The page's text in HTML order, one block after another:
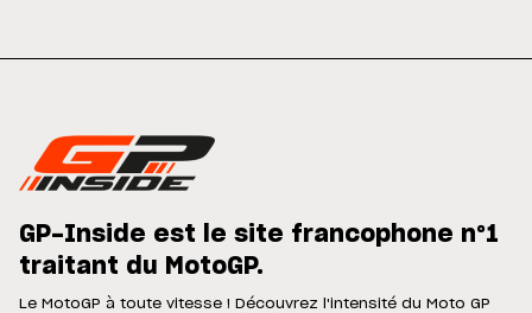
GP-Inside est le site francophone n°1
traitant du MotoGP.
Le MotoGP à toute vitesse ! Découvrez l'intensité du Moto GP